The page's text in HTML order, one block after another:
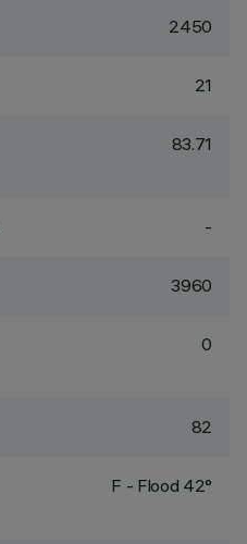
2450
21
83.71
-
3960
0
82
F - Flood 42°